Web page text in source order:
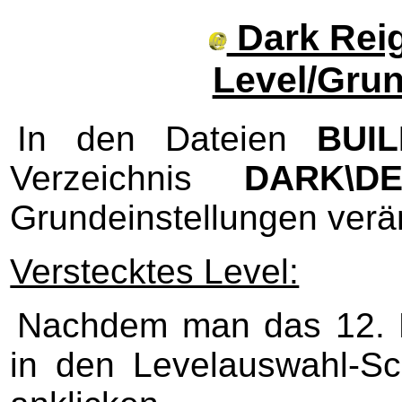
Dark
Level/
In den Dateien
Verzeichnis
Grundeinstellungen
Verstecktes Level:
Nachdem man das
in den Levelauswahl-